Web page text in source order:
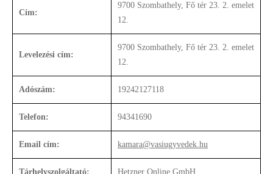
Cím:
9700 Szombathely, Fő tér 23. 2. emelet
12.
Levelezési cím:
9700 Szombathely, Fő tér 23. 2. emelet
12.
Adószám: 19242127118
Telefon: 94341690
Email cím: kamara@vasiugyvedek.hu
Tárhelyszolgáltató: Hetzner Online GmbH